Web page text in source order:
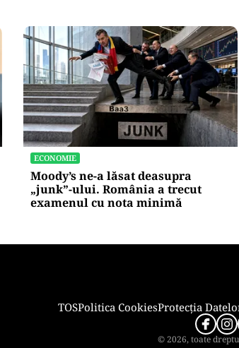
ECONOMIE
Moody’s ne-a lăsat deasupra
„junk”-ului. România a trecut
examenul cu nota minimă
TOSPolitica CookiesProtecția
© 2026, toate